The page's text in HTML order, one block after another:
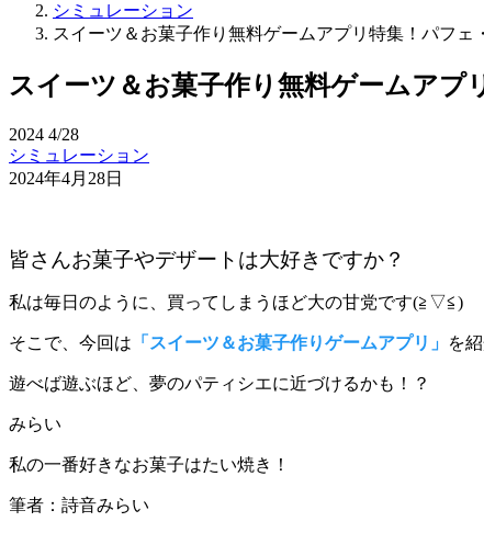
シミュレーション
スイーツ＆お菓子作り無料ゲームアプリ特集！パフェ
スイーツ＆お菓子作り無料ゲームアプ
2024 4/28
シミュレーション
2024年4月28日
皆さんお菓子やデザートは大好きですか？
私は毎日のように、買ってしまうほど大の甘党です(≧▽≦)
そこで、今回は 「スイーツ＆お菓子作りゲームアプリ」 を
遊べば遊ぶほど、夢のパティシエに近づけるかも！？
みらい
私の一番好きなお菓子はたい焼き！
筆者：詩音みらい